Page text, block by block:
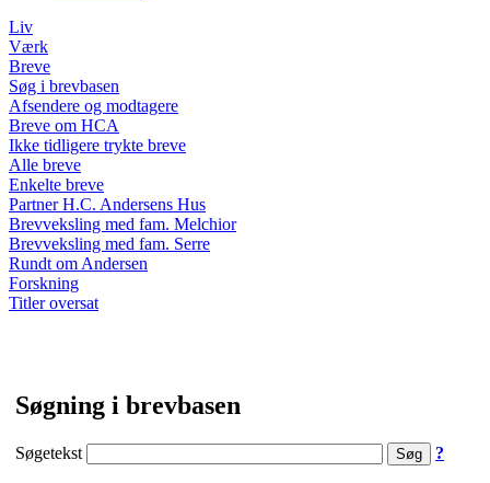
Liv
Værk
Breve
Søg i brevbasen
Afsendere og modtagere
Breve om HCA
Ikke tidligere trykte breve
Alle breve
Enkelte breve
Partner H.C. Andersens Hus
Brevveksling med fam. Melchior
Brevveksling med fam. Serre
Rundt om Andersen
Forskning
Titler oversat
Søgning i brevbasen
Søgetekst ?